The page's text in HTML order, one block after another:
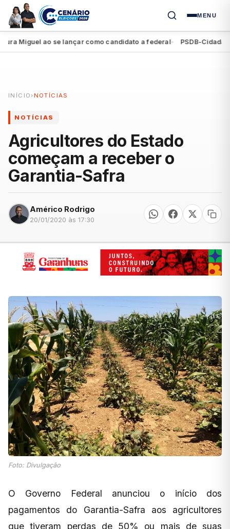
MENU
Miguel ao se lançar como candidato a federal● PSDB-Cidadania
INÍCIO › NOTÍCIAS
NOTÍCIAS
Agricultores do Estado
começam a receber o
Garantia-Safra
Américo Rodrigo
20/01/2020 às 17:30
Foto: Divulgação
O Governo Federal anunciou o início dos
pagamentos do Garantia-Safra aos agricultores
que tiveram perdas de 50% ou mais de suas